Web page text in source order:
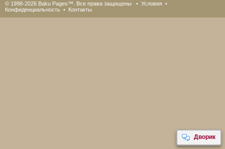
Дворик
© 1998-2026 Baku Pages™. Все права защищены • Условия •
Конфиденциальность • Контакты